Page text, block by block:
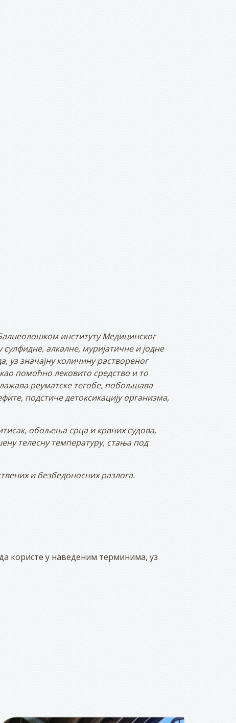
институту Медицинског
сулфидне, алкалне, муријатичне и јодне
уз значајну количину раствореног
помоћно лековито средство и то
реуматске тегобе, побољшава
подстиче детоксикацију организма,
обољења срца и крвних судова,
телесну температуру, стања под
и безбедоносних разлога.
користе у наведеним терминима, уз